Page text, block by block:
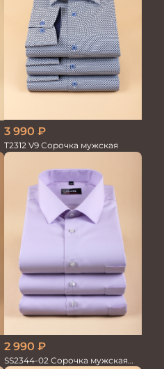
3 990 ₽
T2312 V9 Сорочка мужская
2 990 ₽
SS2344-02 Сорочка мужская